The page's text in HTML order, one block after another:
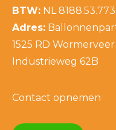
BTW: NL
Adres:
1525 RD
Industrieweg 62B
Contact opnemen